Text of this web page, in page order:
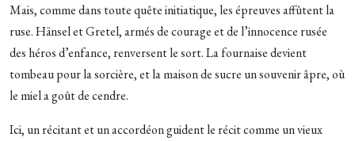
Mais, comme dans toute quête initiatique, les épreuves affûtent la
ruse. Hänsel et Gretel, armés de courage et de l’innocence rusée
des héros d’enfance, renversent le sort. La fournaise devient
tombeau pour la sorcière, et la maison de sucre un souvenir âpre, où
le miel a goût de cendre.
Ici, un récitant et un accordéon guident le récit comme un vieux